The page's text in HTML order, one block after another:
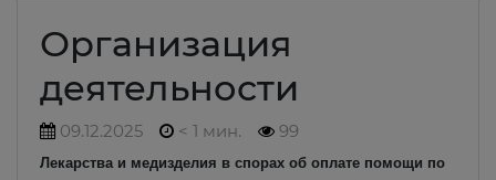
Организация
деятельности
09.12.2025 < 1 мин. 99
Лекарства и медизделия в спорах об оплате помощи по